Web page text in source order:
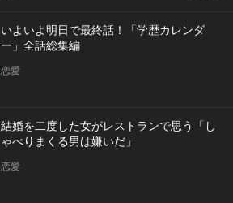
いよいよ明日で最終話！「学歴カレンダ
ー」全話総集編
恋愛
結婚を二度した女がレストランで思う「し
ゃべりまくる男は嫌いだ」
恋愛